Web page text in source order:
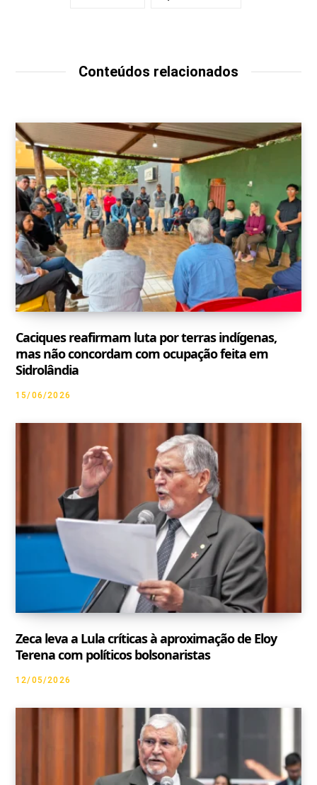
Conteúdos relacionados
Caciques reafirmam luta por terras indígenas,
mas não concordam com ocupação feita em
Sidrolândia
15/06/2026
Zeca leva a Lula críticas à aproximação de Eloy
Terena com políticos bolsonaristas
12/05/2026